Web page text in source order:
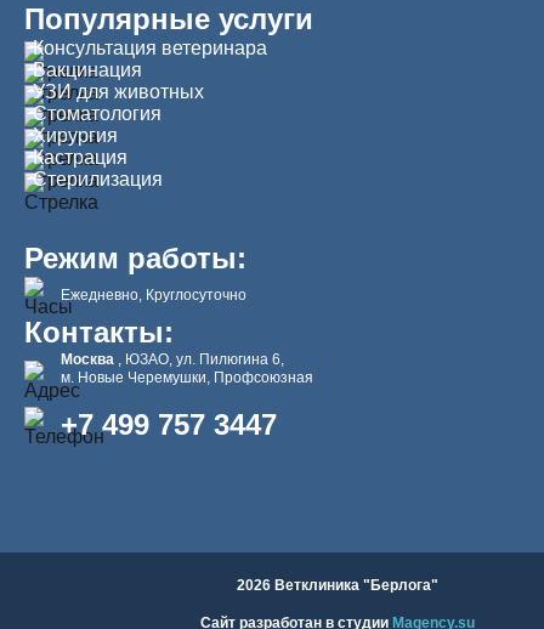
Популярные услуги
Консультация ветеринара
Вакцинация
УЗИ для животных
Стоматология
Хирургия
Кастрация
Стерилизация
Режим работы:
Ежедневно, Круглосуточно
Контакты:
Москва
, ЮЗАО, ул. Пилюгина 6,
м. Новые Черемушки, Профсоюзная
+7 499 757 3447
2026 Ветклиника "Берлога"
Сайт разработан в студии Magency.su